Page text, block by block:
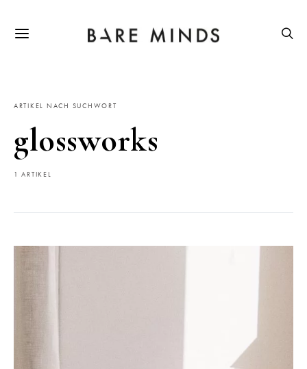
ARTIKEL NACH SUCHWORT
glossworks
1 ARTIKEL